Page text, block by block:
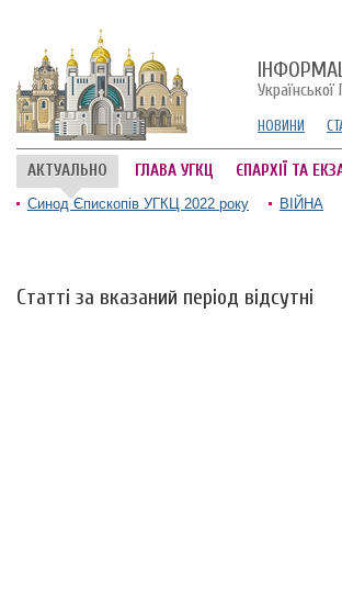
НОВИНИ
АКТУАЛЬНО ГЛАВА УГКЦ ЄПАРХІЇ ТА
Синод Єпископів УГКЦ 2022 року ВІЙНА
Статті за вказаний період відсутні